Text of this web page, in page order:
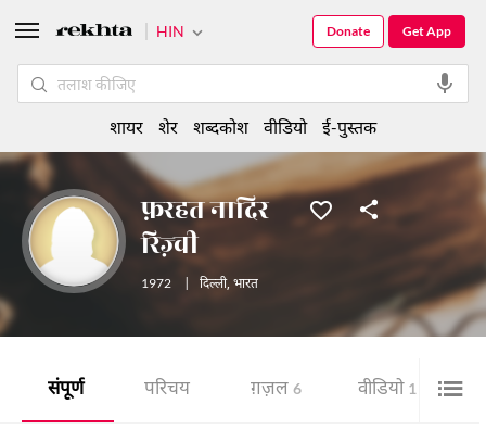
फ़रहत नादिर
रिज़्वी
1972 दिल्ली,भारत
संपूर्ण परिचय ग़ज़ल 6 वीडियो 1
HIN Get App
Donate
शायर शेर शब्दकोश वीडियो ई-पुस्तक